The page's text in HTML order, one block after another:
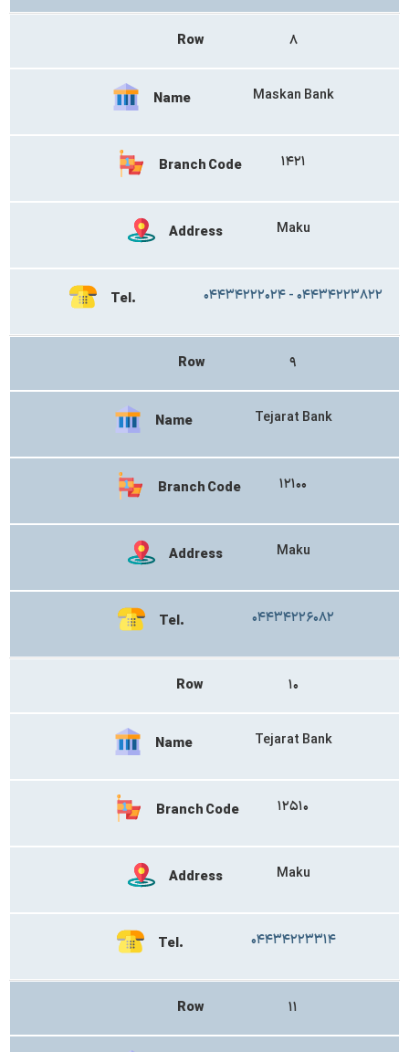
Row ۸
Name Maskan Bank
Branch Code ۱۴۲۱
Address Maku
Tel. ۰۴۴۳۴۲۲۲۰۲۴ - ۰۴۴۳۴۲۲۳۸۲۲
Row ۹
Name Tejarat Bank
Branch Code ۱۲۱۰۰
Address Maku
Tel. ۰۴۴۳۴۲۲۶۰۸۲
Row ۱۰
Name Tejarat Bank
Branch Code ۱۲۵۱۰
Address Maku
Tel. ۰۴۴۳۴۲۲۳۳۱۴
Row ۱۱